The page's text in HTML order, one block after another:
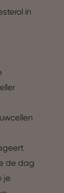
Over
in
de dag
je